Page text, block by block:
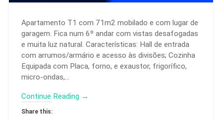
Apartamento T1 com 71m2 mobilado e com lugar de
garagem. Fica num 6º andar com vistas desafogadas
e muita luz natural. Características: Hall de entrada
com arrumos/armário e acesso às divisões; Cozinha
Equipada com Placa, forno, e exaustor, frigorífico,
micro-ondas,…
Continue Reading →
Share this: